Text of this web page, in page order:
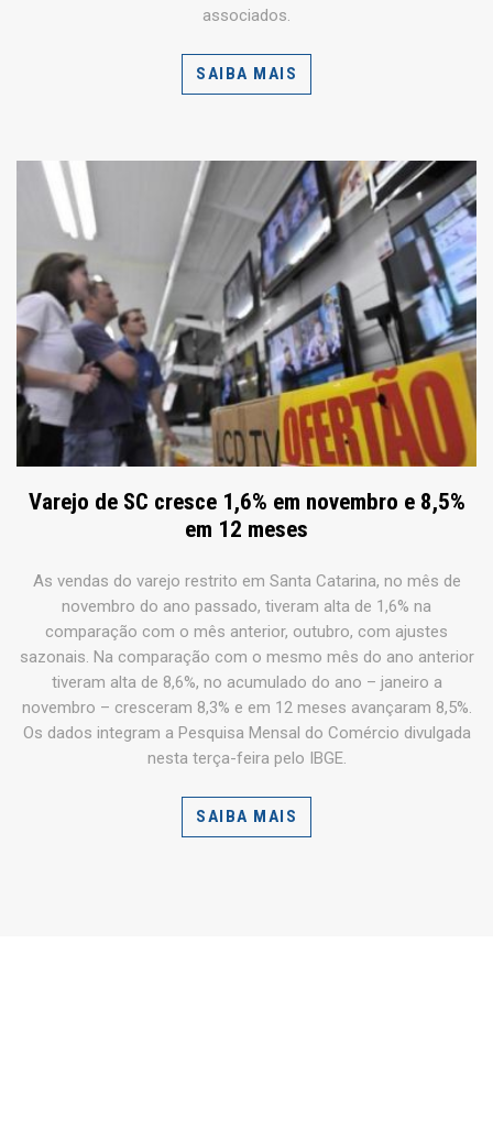
associados.
SAIBA MAIS
Varejo de SC cresce 1,6% em novembro e 8,5%
em 12 meses
As vendas do varejo restrito em Santa Catarina, no mês de
novembro do ano passado, tiveram alta de 1,6% na
comparação com o mês anterior, outubro, com ajustes
sazonais. Na comparação com o mesmo mês do ano anterior
tiveram alta de 8,6%, no acumulado do ano – janeiro a
novembro – cresceram 8,3% e em 12 meses avançaram 8,5%.
Os dados integram a Pesquisa Mensal do Comércio divulgada
nesta terça-feira pelo IBGE.
SAIBA MAIS